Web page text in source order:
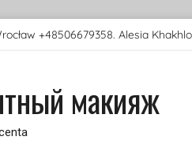
+48506679358. Alesia
макияж